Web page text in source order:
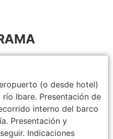
(o desde hotel)
Ibare. Presentación de
interno del barco
Presentación y
Indicaciones